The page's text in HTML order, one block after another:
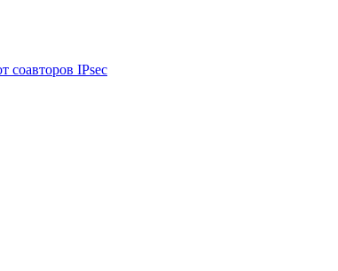
соавторов IPsec